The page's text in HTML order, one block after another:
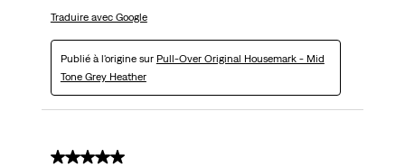
Traduire avec Google
Publié à l'origine sur Pull-Over Original Housemark - Mid
Tone Grey Heather
5 sur 5 étoiles.